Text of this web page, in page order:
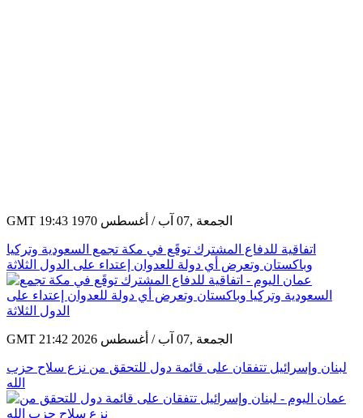
GMT 19:43 1970 الجمعة ,07 آب / أغسطس
اتفاقية للدفاع المشترك توقَع في مكة تجمع السعودية وتركيا
وباكستان وتعرض أي دولة للعدوان إعتداء على الدول الثلاثة
GMT 21:42 2026 الجمعة ,07 آب / أغسطس
لبنان وإسرائيل تتفقان على قائمة دول للتحقق من نزع سلاح حزب
الله